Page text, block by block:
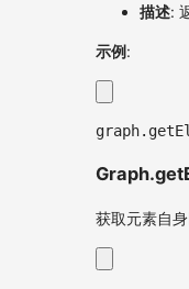
描述:
示例:
graph.
获取元素自